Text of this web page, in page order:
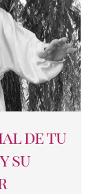
de tu
su